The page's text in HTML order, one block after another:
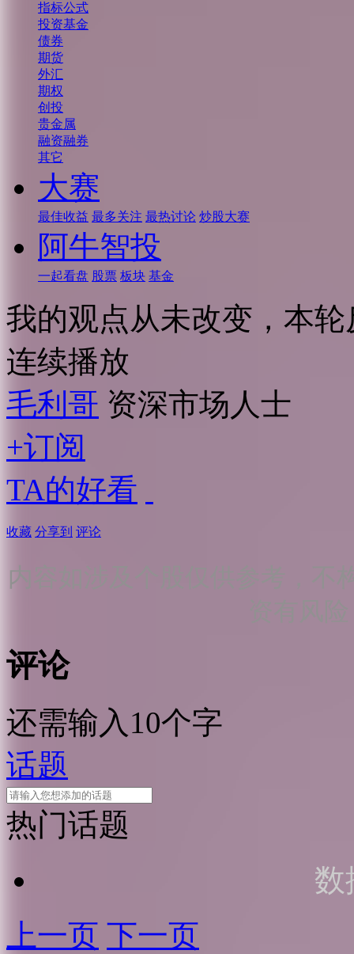
指标公式
投资基金
债券
期货
外汇
期权
创投
贵金属
融资融券
其它
大赛
最佳收益 最多关注 最热讨论 炒股大赛
阿牛智投
一起看盘 股票 板块 基金
我的观点从未改变，本
连续播放
毛利哥 资深市场人士
+订阅
TA的好看
收藏 分享到 评论
内容如涉及个股仅供参考，不
评论
还需输入10个字
话题
热门话题
数
上一页 下一页